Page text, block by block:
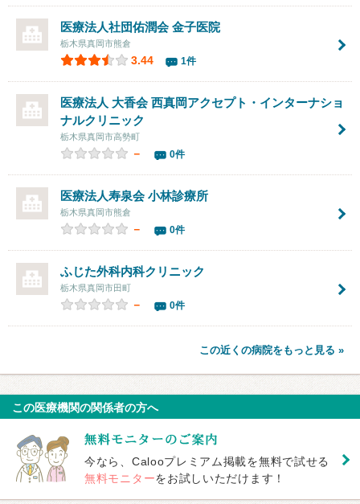
医療法人社団佑潤会 金子医院
栃木県真岡市熊倉
3.44 1件
医療法人 大香会 西真岡アクセプト・インターナショ
ナルクリニック
栃木県真岡市高勢町
－ 0件
医療法人寿泉会小林診療所
栃木県真岡市熊倉
－ 0件
ふじた外科内科クリニック
栃木県真岡市田町
－ 0件
この近くの病院をもっと見る »
この医療機関の関係者の方へ
今なら、Calooプレミアム掲載を無料で試せる
無料モニターをお試しいただけます！